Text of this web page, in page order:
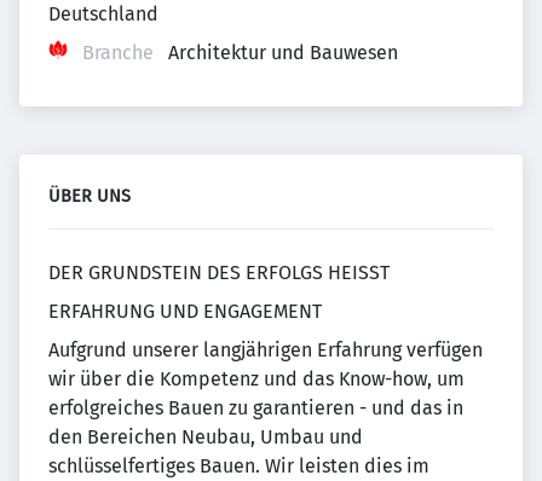
Deutschland
Branche
Architektur und Bauwesen
ÜBER UNS
DER GRUNDSTEIN DES ERFOLGS HEISST
ERFAHRUNG UND ENGAGEMENT
Aufgrund unserer langjährigen Erfahrung verfügen
wir über die Kompetenz und das Know-how, um
erfolgreiches Bauen zu garantieren - und das in
den Bereichen Neubau, Umbau und
schlüsselfertiges Bauen. Wir leisten dies im